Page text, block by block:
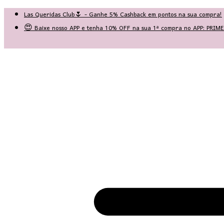
Las Queridas Club🌷 - Ganhe 5% Cashback em pontos na sua compra!
😍 Baixe nosso APP e tenha 10% OFF na sua 1ª compra no APP: